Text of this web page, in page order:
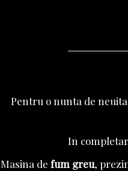
Pentru o nunta de
In
Masina de fum greu,